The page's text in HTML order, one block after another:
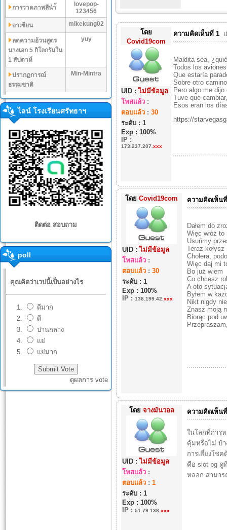
การวาดภาพสีนำ้
lovepop-
123456
อาเซียน
mikekung02
ลดความอ้วนสูตร
นางเอก 5 กิโลกรัมใน
1 สัปดาห์
yuy
ปรากฏการณ์
ธรรมชาติ
Min-Mintra
ไลน์ โรงเรียนศรัทธาฯ
ติดต่อ สอบถาม
poll
คุณคิดว่าเวปนี้เป็นอย่างไร
ดีมาก
ดี
ปานกลาง
แย่
แย่มาก
ดูผลการ vote
โดย
Covid19com
UID :ไม่มีข้อมูล
โพสแล้ว :
ตอบแล้ว : 30
ระดับ : 1
Exp : 100%
IP :
173.237.207. xxx
ความคิดเห็นที่ 1
Maldita sea,
Todos los
Que estaría
Sobre otro
Pero algo me dijo
Tuve que
Esos eran los
https://
โดย Covid19com
UID :ไม่มีข้อมูล
โพสแล้ว:
ตอบแล้ว: 30
ระดับ : 1
Exp : 100%
IP: 138.199.42. xxx
ความคิดเห็น
Dałem do
Więc włóż to
Usuńmy
Teraz kołysz
Cholera,
Więc daj mi
Bo już wiem
Co chcesz
A oto
Byłem w
Nikt nigdy
Znasz moją
Biorąc pod
โดย จางมันวอล
UID :ไม่มีข้อมูล
โพสแล้ว:
ตอบแล้ว: 1
ระดับ : 1
Exp : 100%
IP: 51.79.138. xxx
ความคิดเห็น
ในโลกที่การ
คุ้มหรือไม่ บ้า
การเสี่ยงโช
คือ slot pg
หลอก สามาร